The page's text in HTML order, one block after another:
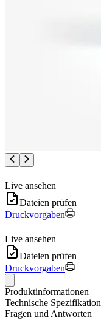
Live ansehen
Dateien prüfen
Druckvorgaben
Live ansehen
Dateien prüfen
Druckvorgaben
Produktinformationen
Technische Spezifikation
Fragen und Antworten